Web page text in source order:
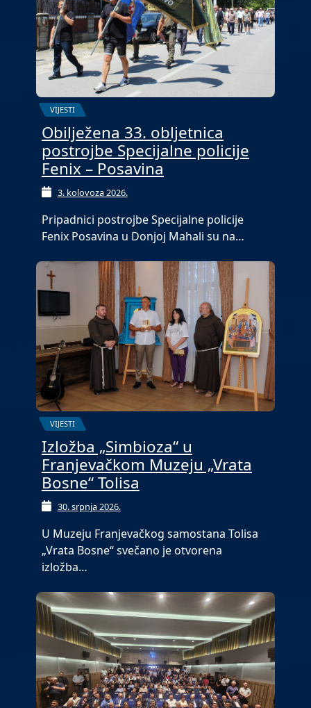
VIJESTI
Obilježena 33. obljetnica
postrojbe Specijalne policije
Fenix – Posavina
3. kolovoza 2026.
Pripadnici postrojbe Specijalne policije
Fenix Posavina u Donjoj Mahali su na…
VIJESTI
Izložba „Simbioza“ u
Franjevačkom Muzeju „Vrata
Bosne“ Tolisa
30. srpnja 2026.
U Muzeju Franjevačkog samostana Tolisa
„Vrata Bosne“ svečano je otvorena
izložba…